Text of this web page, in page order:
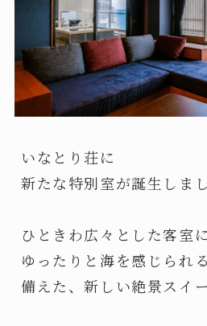
いなとり荘に
新たな特別室が誕生しま
ひときわ広々とした客室に
ゆったりと海を感じられ
備えた、新しい絶景スイ